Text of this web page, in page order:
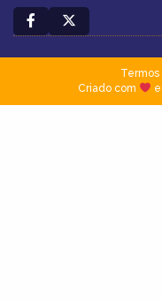
Termos|
Criado com
e